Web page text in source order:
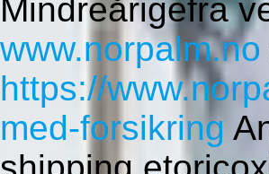
Mindreårigefra
www.norpalm.no
https://
med-forsikring